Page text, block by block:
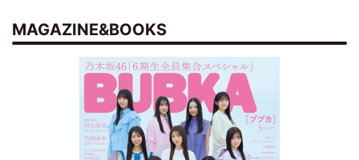
MAGAZINE&BOOKS